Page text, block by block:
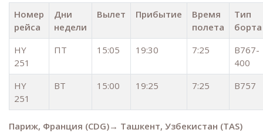
Номер
рейса
Дни
недели
Вылет Прибытие
Время
полета
Тип
борта
HY
251
ПТ 15:05 19:30 7:25
B767-
400
HY
251
ВТ 15:00 19:25 7:25 B757
Париж, Франция (CDG)→ Ташкент, Узбекистан (TAS)